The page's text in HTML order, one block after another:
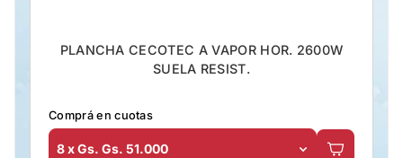
PLANCHA CECOTEC A VAPOR HOR. 2600W
SUELA RESIST.
Comprá en cuotas
8 x Gs. Gs. 51.000